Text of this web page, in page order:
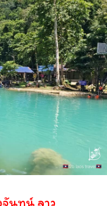
จันทน์ ลาว